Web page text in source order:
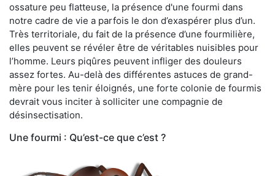
ossature peu flatteuse, la présence d'une fourmi dans
notre cadre de vie a parfois le don d’exaspérer plus d’un.
Très territoriale, du fait de la présence d’une fourmilière,
elles peuvent se révéler être de véritables nuisibles pour
l’homme. Leurs piqûres peuvent infliger des douleurs
assez fortes. Au-delà des différentes astuces de grand-
mère pour les tenir éloignés, une forte colonie de fourmis
devrait vous inciter à solliciter une compagnie de
désinsectisation.
Une fourmi : Qu’est-ce que c’est ?